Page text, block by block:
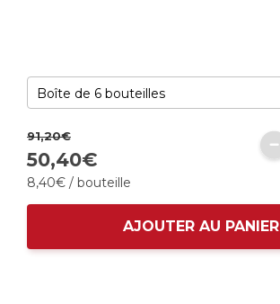
91,20€
50,40€
8,40€ / bouteille
AJOUTER AU PANIER